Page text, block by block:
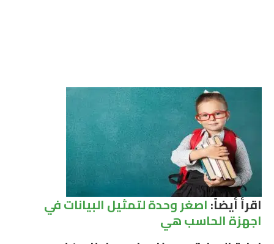
اقرأ أيضاً:اصغر وحدة لتمثيل البيانات في
اجهزة الحاسب هي